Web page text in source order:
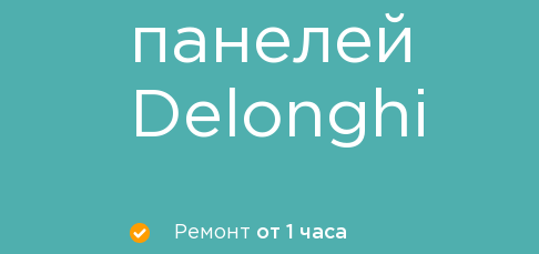
панелей
Delonghi
Ремонт от 1 часа